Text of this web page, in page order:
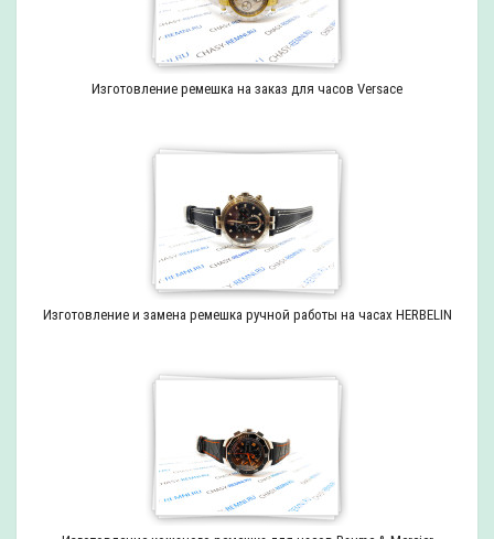
Изготовление ремешка на заказ для часов Versace
Изготовление и замена ремешка ручной работы на часах HERBELIN